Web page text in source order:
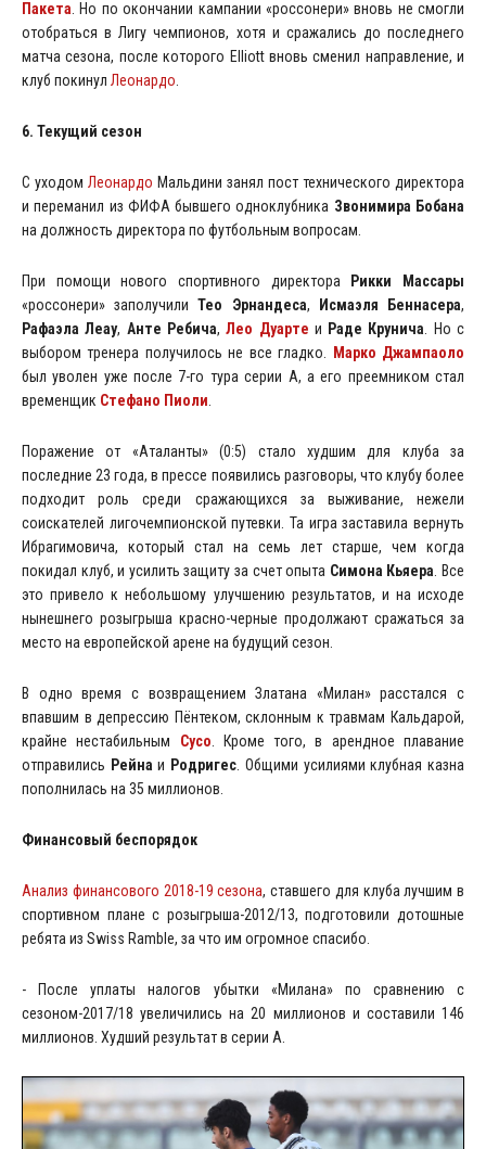
Пакета . Но по окончании кампании «россонери» вновь не смогли
отобраться в Лигу чемпионов, хотя и сражались до последнего
матча сезона, после которого Elliott вновь сменил направление, и
клуб покинул Леонардо
6. Текущий сезон
С уходом Леонардо Мальдини занял пост технического директора
и переманил из ФИФА бывшего одноклубника Звонимира Бобана
на должность директора по футбольным вопросам.
При помощи нового спортивного директора
Рикки Массары
«россонери» заполучилиТео Эрнандеса, Исмаэля Беннасера,
Рафаэла Леау, Анте Ребича,Лео Дуарте и Раде Крунича . Но с
выбором тренера получилось не все гладко.
Марко Джампаоло
был уволен уже после 7-го тура серии А, а его преемником стал
временщик Стефано Пиоли
Поражение от «Аталанты» (0:5) стало худшим для клуба за
последние 23 года, в прессе появились разговоры, что клубу более
подходит роль среди сражающихся за выживание, нежели
соискателей лигочемпионской путевки. Та игра заставила вернуть
Ибрагимовича, который стал на семь лет старше, чем когда
покидал клуб, и усилить защиту за счет опыта Симона Кьяера . Все
это привело к небольшому улучшению результатов, и на исходе
нынешнего розыгрыша красно-черные продолжают сражаться за
место на европейской арене на будущий сезон.
В одно время с возвращением Златана «Милан» расстался с
впавшим в депрессию Пёнтеком, склонным к травмам Кальдарой,
крайне нестабильным Сусо . Кроме того, в арендное плавание
отправились Рейна и Родригес . Общими усилиями клубная казна
пополнилась на 35 миллионов.
Финансовый беспорядок
Анализ финансового 2018-19 сезона, ставшего для клуба лучшим в
спортивном плане с розыгрыша-2012/13, подготовили дотошные
ребята из Swiss Ramble, за что им огромное спасибо.
- После уплаты налогов убытки «Милана» по сравнению с
сезоном-2017/18 увеличились на 20 миллионов и составили 146
миллионов. Худший результат в серии А.